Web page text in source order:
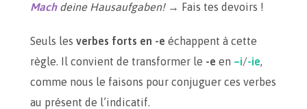
Machdeine Hausaufgaben!→ Fais tes devoirs !
Seuls les verbes forts en -e échappent à cette
règle. Il convient de transformer le -e en –i/-ie,
comme nous le faisons pour conjuguer ces verbes
au présent de l’indicatif.